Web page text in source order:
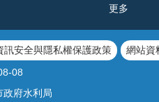
更多
訊安全與隱私權保護政策
網站資
08
政府水利局